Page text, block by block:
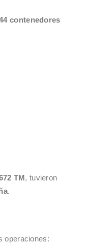
contenedores
TM, tuvieron
.
operaciones: